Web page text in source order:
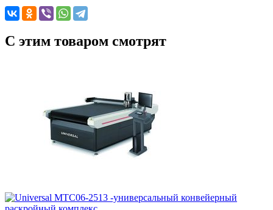
C этим товаром смотрят